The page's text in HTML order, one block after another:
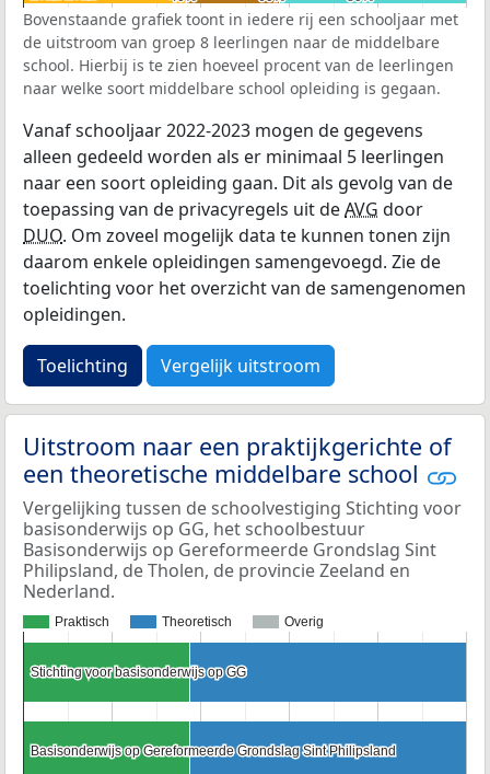
Bovenstaande grafiek toont in iedere rij een schooljaar met
de uitstroom van groep 8 leerlingen naar de middelbare
school. Hierbij is te zien hoeveel procent van de leerlingen
naar welke soort middelbare school opleiding is gegaan.
Vanaf schooljaar 2022-2023 mogen de gegevens
alleen gedeeld worden als er minimaal 5 leerlingen
naar een soort opleiding gaan. Dit als gevolg van de
toepassing van de privacyregels uit deAVG door
DUO. Om zoveel mogelijk data te kunnen tonen zijn
daarom enkele opleidingen samengevoegd. Zie de
toelichting voor het overzicht van de samengenomen
opleidingen.
Toelichting Vergelijk uitstroom
Uitstroom naar een praktijkgerichte of
een theoretische middelbare school
Vergelijking tussen de schoolvestiging Stichting voor
basisonderwijs op GG, het schoolbestuur
Basisonderwijs op Gereformeerde Grondslag Sint
Philipsland, de Tholen, de provincie Zeeland en
Nederland.
Praktisch Theoretisch Overig
Stichting voor basisonderwijs op GG
Stichting voor basisonderwijs op GG
Basisonderwijs op Gereformeerde Grondslag Sint Philipsland
Basisonderwijs op Gereformeerde Grondslag Sint Philipsland